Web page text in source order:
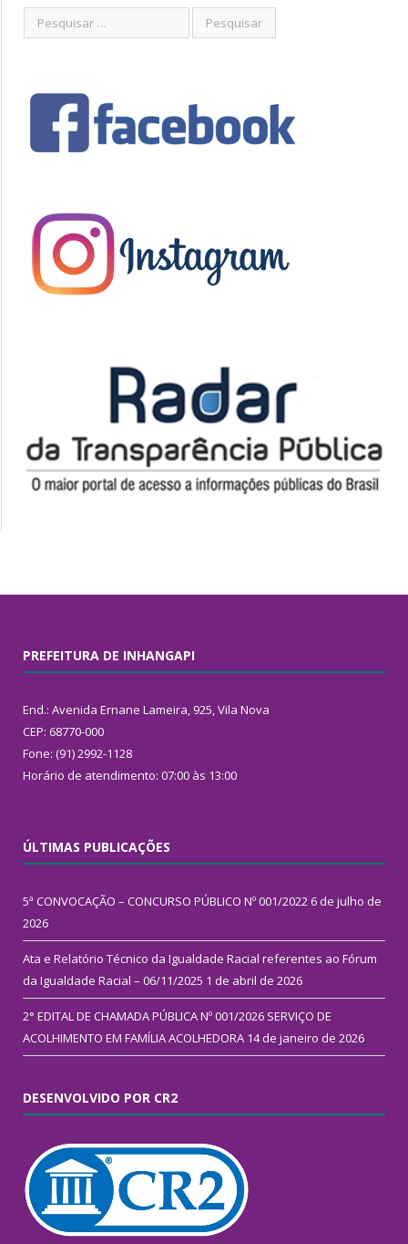
PREFEITURA DE INHANGAPI
End.: Avenida Ernane Lameira, 925, Vila Nova
CEP: 68770-000
Fone: (91) 2992-1128
Horário de atendimento: 07:00 às 13:00
ÚLTIMAS PUBLICAÇÕES
5ª CONVOCAÇÃO – CONCURSO PÚBLICO Nº 001/2022 6 de julho de
2026
Ata e Relatório Técnico da Igualdade Racial referentes ao Fórum
da Igualdade Racial – 06/11/2025 1 de abril de 2026
2° EDITAL DE CHAMADA PÚBLICA Nº 001/2026 SERVIÇO DE
ACOLHIMENTO EM FAMÍLIA ACOLHEDORA 14 de janeiro de 2026
DESENVOLVIDO POR CR2